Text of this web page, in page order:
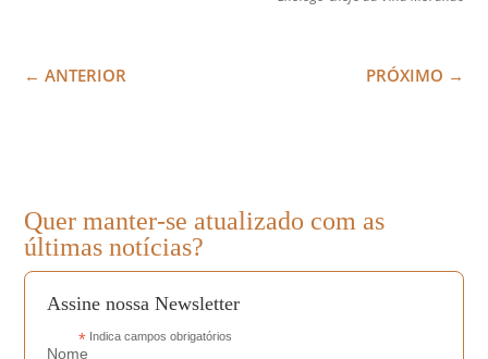
←ANTERIOR PRÓXIMO →
Quer manter-se atualizado com as
últimas notícias?
Assine nossa Newsletter
* Indica campos obrigatórios
Nome